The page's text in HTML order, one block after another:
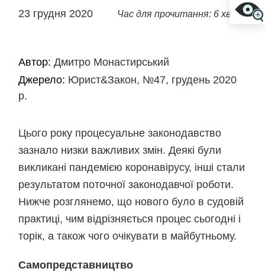
23 грудня 2020 Час для прочитання: 6 хв
Автор:Дмитро Монастирський
Джерело: Юрист&Закон, №47, грудень 2020
р.
Цього року процесуальне законодавство
зазнало низки важливих змін. Деякі були
викликані пандемією коронавірусу, інші стали
результатом поточної законодавчої роботи.
Нижче розглянемо, що нового було в судовій
практиці, чим відрізняється процес сьогодні і
торік, а також чого очікувати в майбутньому.
Самопредставництво